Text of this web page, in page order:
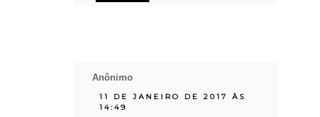
Anônimo
11 DE JANEIRO DE 2017 ÀS
14:49